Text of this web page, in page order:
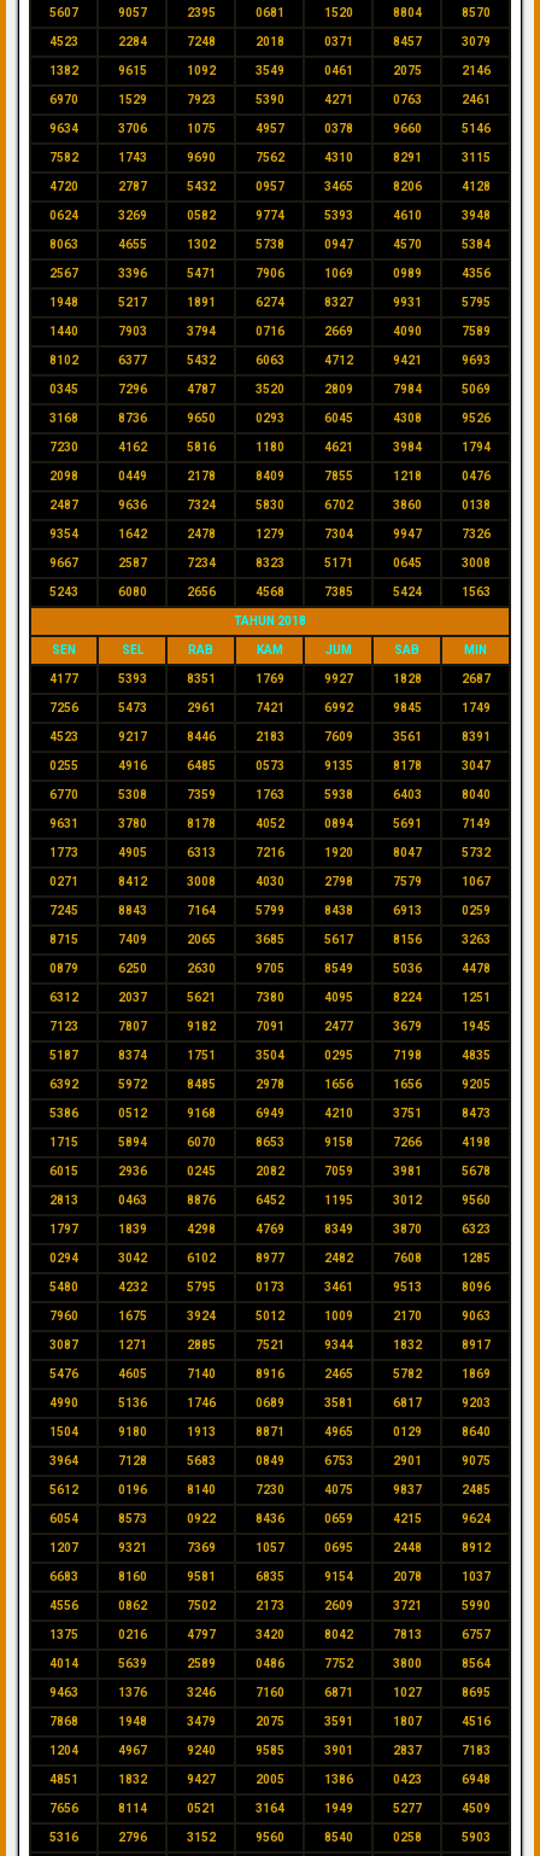
5607 9057 2395 0681 1520 8804 8570
4523 2284 7248 2018 0371 8457 3079
1382 9615 1092 3549 0461 2075 2146
6970 1529 7923 5390 4271 0763 2461
9634 3706 1075 4957 0378 9660 5146
7582 1743 9690 7562 4310 8291 3115
4720 2787 5432 0957 3465 8206 4128
0624 3269 0582 9774 5393 4610 3948
8063 4655 1302 5738 0947 4570 5384
2567 3396 5471 7906 1069 0989 4356
1948 5217 1891 6274 8327 9931 5795
1440 7903 3794 0716 2669 4090 7589
8102 6377 5432 6063 4712 9421 9693
0345 7296 4787 3520 2809 7984 5069
3168 8736 9650 0293 6045 4308 9526
7230 4162 5816 1180 4621 3984 1794
2098 0449 2178 8409 7855 1218 0476
2487 9636 7324 5830 6702 3860 0138
9354 1642 2478 1279 7304 9947 7326
9667 2587 7234 8323 5171 0645 3008
5243 6080 2656 4568 7385 5424 1563
TAHUN 2018
SEN SEL RAB KAM JUM SAB MIN
4177 5393 8351 1769 9927 1828 2687
7256 5473 2961 7421 6992 9845 1749
4523 9217 8446 2183 7609 3561 8391
0255 4916 6485 0573 9135 8178 3047
6770 5308 7359 1763 5938 6403 8040
9631 3780 8178 4052 0894 5691 7149
1773 4905 6313 7216 1920 8047 5732
0271 8412 3008 4030 2798 7579 1067
7245 8843 7164 5799 8438 6913 0259
8715 7409 2065 3685 5617 8156 3263
0879 6250 2630 9705 8549 5036 4478
6312 2037 5621 7380 4095 8224 1251
7123 7807 9182 7091 2477 3679 1945
5187 8374 1751 3504 0295 7198 4835
6392 5972 8485 2978 1656 1656 9205
5386 0512 9168 6949 4210 3751 8473
1715 5894 6070 8653 9158 7266 4198
6015 2936 0245 2082 7059 3981 5678
2813 0463 8876 6452 1195 3012 9560
1797 1839 4298 4769 8349 3870 6323
0294 3042 6102 8977 2482 7608 1285
5480 4232 5795 0173 3461 9513 8096
7960 1675 3924 5012 1009 2170 9063
3087 1271 2885 7521 9344 1832 8917
5476 4605 7140 8916 2465 5782 1869
4990 5136 1746 0689 3581 6817 9203
1504 9180 1913 8871 4965 0129 8640
3964 7128 5683 0849 6753 2901 9075
5612 0196 8140 7230 4075 9837 2485
6054 8573 0922 8436 0659 4215 9624
1207 9321 7369 1057 0695 2448 8912
6683 8160 9581 6835 9154 2078 1037
4556 0862 7502 2173 2609 3721 5990
1375 0216 4797 3420 8042 7813 6757
4014 5639 2589 0486 7752 3800 8564
9463 1376 3246 7160 6871 1027 8695
7868 1948 3479 2075 3591 1807 4516
1204 4967 9240 9585 3901 2837 7183
4851 1832 9427 2005 1386 0423 6948
7656 8114 0521 3164 1949 5277 4509
5316 2796 3152 9560 8540 0258 5903